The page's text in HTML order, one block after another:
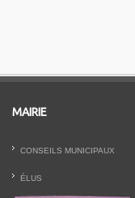
MAIRIE
CONSEILS MUNICIPAUX
ÉLUS